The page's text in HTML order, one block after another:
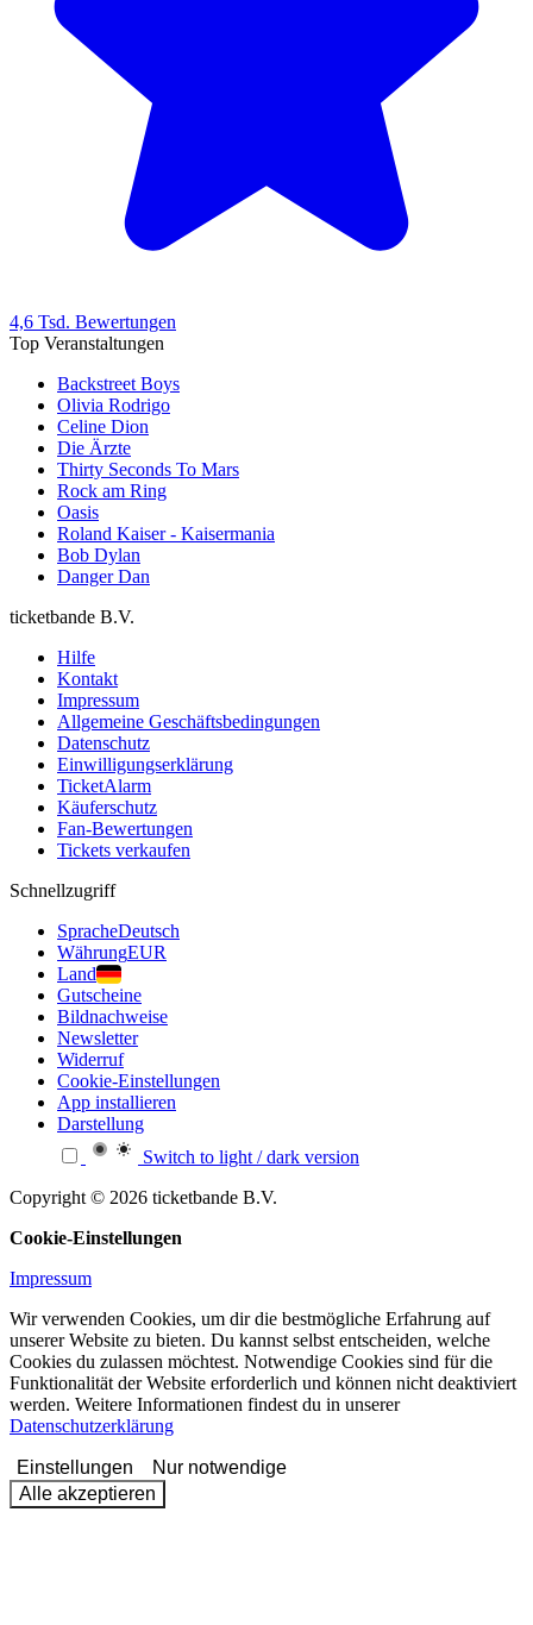
4,6 Tsd. Bewertungen
Top Veranstaltungen
Backstreet Boys
Olivia Rodrigo
Celine Dion
Die Ärzte
Thirty Seconds To Mars
Rock am Ring
Oasis
Roland Kaiser - Kaisermania
Bob Dylan
Danger Dan
ticketbande B.V.
Hilfe
Kontakt
Impressum
Allgemeine Geschäftsbedingungen
Datenschutz
Einwilligungserklärung
TicketAlarm
Käuferschutz
Fan-Bewertungen
Tickets verkaufen
Schnellzugriff
SpracheDeutsch
WährungEUR
Land
Gutscheine
Bildnachweise
Newsletter
Widerruf
Cookie-Einstellungen
App installieren
Darstellung
Switch to light / dark version
Copyright © 2026 ticketbande B.V.
Cookie-Einstellungen
Impressum
Wir verwenden Cookies, um dir die bestmögliche Erfahrung auf
unserer Website zu bieten. Du kannst selbst entscheiden, welche
Cookies du zulassen möchtest. Notwendige Cookies sind für die
Funktionalität der Website erforderlich und können nicht deaktiviert
werden. Weitere Informationen findest du in unserer
Datenschutzerklärung
Einstellungen
Nur notwendige
Alle akzeptieren